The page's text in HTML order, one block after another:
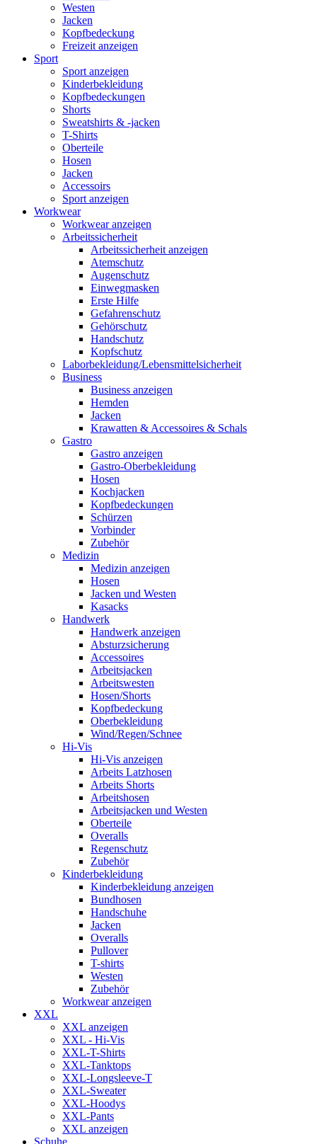
Westen
Jacken
Kopfbedeckung
Freizeit anzeigen
Sport
Sport anzeigen
Kinderbekleidung
Kopfbedeckungen
Shorts
Sweatshirts & -jacken
T-Shirts
Oberteile
Hosen
Jacken
Accessoirs
Sport anzeigen
Workwear
Workwear anzeigen
Arbeitssicherheit
Arbeitssicherheit anzeigen
Atemschutz
Augenschutz
Einwegmasken
Erste Hilfe
Gefahrenschutz
Gehörschutz
Handschutz
Kopfschutz
Laborbekleidung/Lebensmittelsicherheit
Business
Business anzeigen
Hemden
Jacken
Krawatten & Accessoires & Schals
Gastro
Gastro anzeigen
Gastro-Oberbekleidung
Hosen
Kochjacken
Kopfbedeckungen
Schürzen
Vorbinder
Zubehör
Medizin
Medizin anzeigen
Hosen
Jacken und Westen
Kasacks
Handwerk
Handwerk anzeigen
Absturzsicherung
Accessoires
Arbeitsjacken
Arbeitswesten
Hosen/Shorts
Kopfbedeckung
Oberbekleidung
Wind/Regen/Schnee
Hi-Vis
Hi-Vis anzeigen
Arbeits Latzhosen
Arbeits Shorts
Arbeitshosen
Arbeitsjacken und Westen
Oberteile
Overalls
Regenschutz
Zubehör
Kinderbekleidung
Kinderbekleidung anzeigen
Bundhosen
Handschuhe
Jacken
Overalls
Pullover
T-shirts
Westen
Zubehör
Workwear anzeigen
XXL
XXL anzeigen
XXL - Hi-Vis
XXL-T-Shirts
XXL-Tanktops
XXL-Longsleeve-T
XXL-Sweater
XXL-Hoodys
XXL-Pants
XXL anzeigen
Schuhe